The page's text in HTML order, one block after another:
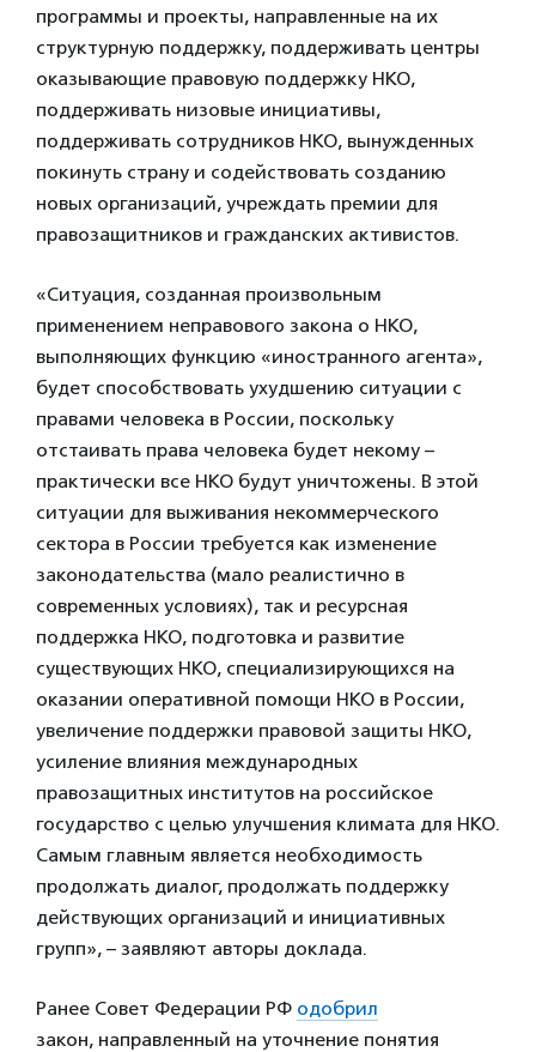
программы и проекты, направленные на их
структурную поддержку, поддерживать центры
оказывающие правовую поддержку НКО,
поддерживать низовые инициативы,
поддерживать сотрудников НКО, вынужденных
покинуть страну и содействовать созданию
новых организаций, учреждать премии для
правозащитников и гражданских активистов.
«Ситуация, созданная произвольным
применением неправового закона о НКО,
выполняющих функцию «иностранного агента»,
будет способствовать ухудшению ситуации с
правами человека в России, поскольку
отстаивать права человека будет некому –
практически все НКО будут уничтожены. В этой
ситуации для выживания некоммерческого
сектора в России требуется как изменение
законодательства (мало реалистично в
современных условиях), так и ресурсная
поддержка НКО, подготовка и развитие
существующих НКО, специализирующихся на
оказании оперативной помощи НКО в России,
увеличение поддержки правовой защиты НКО,
усиление влияния международных
правозащитных институтов на российское
государство с целью улучшения климата для НКО.
Самым главным является необходимость
продолжать диалог, продолжать поддержку
действующих организаций и инициативных
групп», – заявляют авторы доклада.
Ранее Совет Федерации РФ одобрил
закон, направленный на уточнение понятия